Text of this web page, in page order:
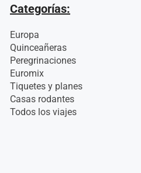
Categorías:
Europa
Quinceañeras
Peregrinaciones
Euromix
Tiquetes y planes
Casas rodantes
Todos los viajes